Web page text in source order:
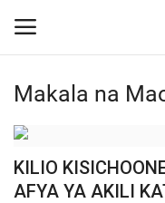
Ingia
Nyumba
Makala na
KILIO
AFYA YA AKILI